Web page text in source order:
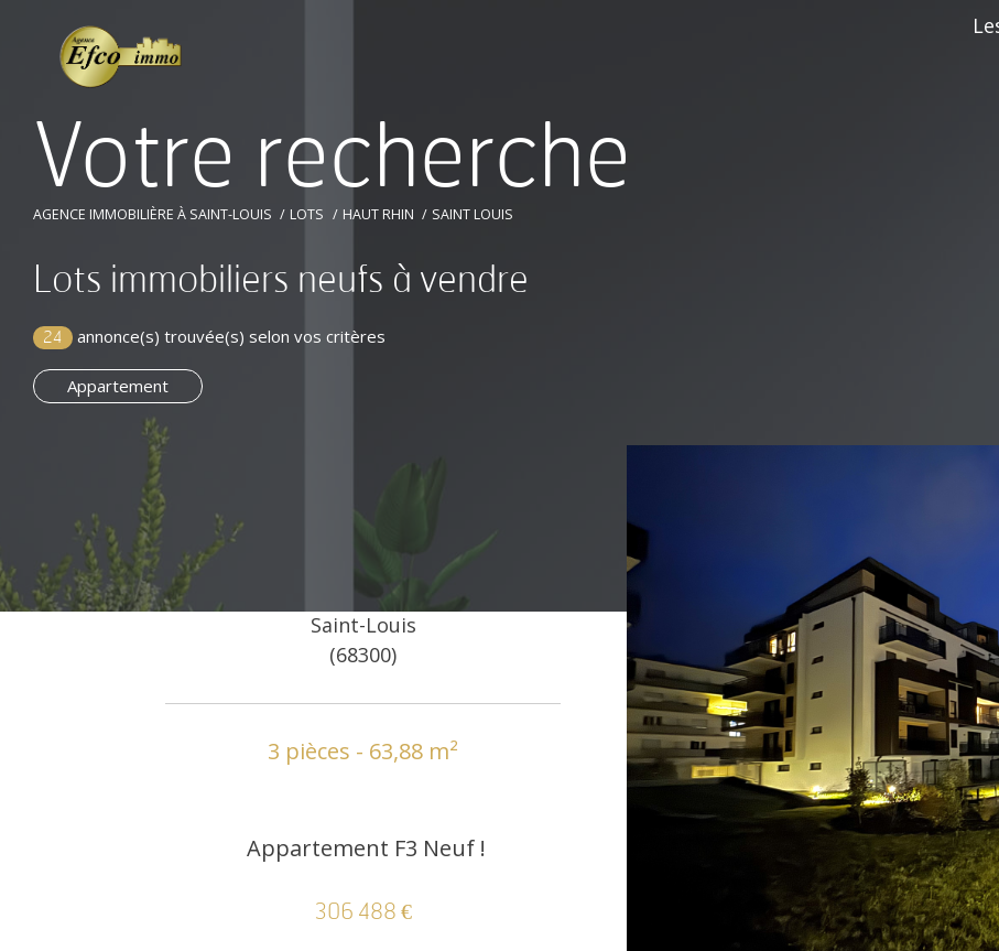
Votre recherche
AGENCE IMMOBILIÈRE À SAINT-LOUIS LOTS HAUT RHIN SAINT LOUIS
Lots immobiliers neufs à vendre
24 annonce(s) trouvée(s) selon vos critères
Appartement
Saint-Louis
(68300)
3 pièces - 63,88 m²
Appartement F3 Neuf !
306 488 €